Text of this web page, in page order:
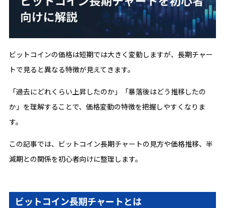
ビットコインの価格は短期では大きく変動しますが、長期チャー
トで見ると異なる特徴が見えてきます。
「過去にどれくらい上昇したのか」「暴落後はどう推移したの
か」を理解することで、価格変動の特徴を把握しやすくなりま
す。
この記事では、ビットコイン長期チャートの見方や価格推移、半
減期との関係を初心者向けに整理します。
ビットコイン長期チャートとは